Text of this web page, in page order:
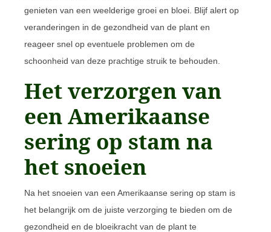
genieten van een weelderige groei en bloei. Blijf alert op
veranderingen in de gezondheid van de plant en
reageer snel op eventuele problemen om de
schoonheid van deze prachtige struik te behouden.
Het verzorgen van
een Amerikaanse
sering op stam na
het snoeien
Na het snoeien van een Amerikaanse sering op stam is
het belangrijk om de juiste verzorging te bieden om de
gezondheid en de bloeikracht van de plant te